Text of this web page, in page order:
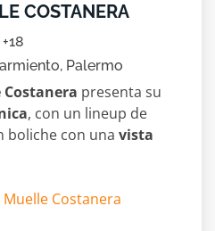
COSTANERA
+18
Palermo
Costanera presenta su
, con un lineup de
boliche con una vista
Costanera